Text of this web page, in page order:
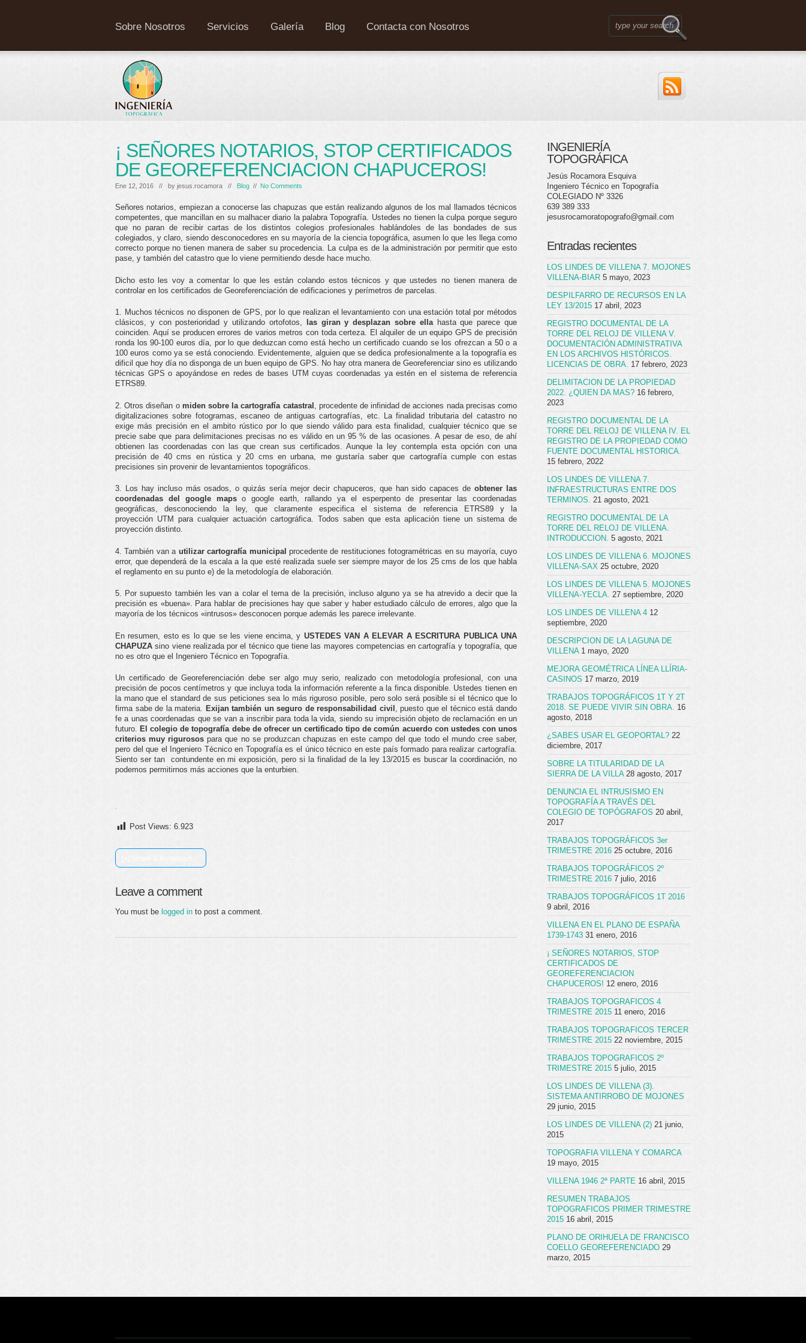
Sobre Nosotros Servicios Galería Blog Contacta con Nosotros
¡ SEÑORES NOTARIOS, STOP CERTIFICADOS
DE GEOREFERENCIACION CHAPUCEROS!
Ene 12, 2016 // by jesus.rocamora // Blog // No Comments
Señores notarios, empiezan a conocerse las chapuzas que están realizando algunos de los mal llamados técnicos
competentes, que mancillan en su malhacer diario la palabra Topografía. Ustedes no tienen la culpa porque seguro
que no paran de recibir cartas de los distintos colegios profesionales hablándoles de las bondades de sus
colegiados, y claro, siendo desconocedores en su mayoría de la ciencia topográfica, asumen lo que les llega como
correcto porque no tienen manera de saber su procedencia. La culpa es de la administración por permitir que esto
pase, y también del catastro que lo viene permitiendo desde hace mucho.
Dicho esto les voy a comentar lo que les están colando estos técnicos y que ustedes no tienen manera de
controlar en los certificados de Georeferenciación de edificaciones y perímetros de parcelas.
1. Muchos técnicos no disponen de GPS, por lo que realizan el levantamiento con una estación total por métodos
clásicos, y con posterioridad y utilizando ortofotos,
las giran y desplazan sobre ellahasta que parece que
coinciden. Aquí se producen errores de varios metros con toda certeza. El alquiler de un equipo GPS de precisión
ronda los 90-100 euros día, por lo que deduzcan como está hecho un certificado cuando se los ofrezcan a 50 o a
100 euros como ya se está conociendo. Evidentemente, alguien que se dedica profesionalmente a la topografía es
dificil que hoy día no disponga de un buen equipo de GPS. No hay otra manera de Georeferenciar sino es utilizando
técnicas GPS o apoyándose en redes de bases UTM cuyas coordenadas ya estén en el sistema de referencia
ETRS89.
2. Otros diseñan o miden sobre la cartografía catastral , procedente de infinidad de acciones nada precisas como
digitalizaciones sobre fotogramas, escaneo de antiguas cartografías, etc. La finalidad tributaria del catastro no
exige más precisión en el ambito rústico por lo que siendo válido para esta finalidad, cualquier técnico que se
precie sabe que para delimitaciones precisas no es válido en un 95 % de las ocasiones. A pesar de eso, de ahí
obtienen las coordenadas con las que crean sus certificados. Aunque la ley contempla esta opción con una
precisión de 40 cms en rústica y 20 cms en urbana, me gustaría saber que cartografía cumple con estas
precisiones sin provenir de levantamientos topográficos.
3. Los hay incluso más osados, o quizás sería mejor decir chapuceros, que han sido capaces deobtener las
coordenadas del google mapso google earth, rallando ya el esperpento de presentar las coordenadas
geográficas, desconociendo la ley, que claramente especifica el sistema de referencia ETRS89 y la
proyección UTM para cualquier actuación cartográfica. Todos saben que esta aplicación tiene un sistema de
proyección distinto.
4. También van a utilizar cartografía municipal procedente de restituciones fotogramétricas en su mayoría, cuyo
error, que dependerá de la escala a la que esté realizada suele ser siempre mayor de los 25 cms de los que habla
el reglamento en su punto e) de la metodología de elaboración.
5. Por supuesto también les van a colar el tema de la precisión, incluso alguno ya se ha atrevido a decir que la
precisión es «buena». Para hablar de precisiones hay que saber y haber estudiado cálculo de errores, algo que la
mayoría de los técnicos «intrusos» desconocen porque además les parece irrelevante.
En resumen, esto es lo que se les viene encima, y USTEDES VAN A ELEVAR A ESCRITURA PUBLICA UNA
CHAPUZA sino viene realizada por el técnico que tiene las mayores competencias en cartografía y topografía, que
no es otro que el Ingeniero Técnico en Topografía.
Un certificado de Georeferenciación debe ser algo muy serio, realizado con metodología profesional, con una
precisión de pocos centímetros y que incluya toda la información referente a la finca disponible. Ustedes tienen en
la mano que el standard de sus peticiones sea lo más riguroso posible, pero solo será posible si el técnico que lo
firma sabe de la materia. Exijan también un seguro de responsabilidad civil , puesto que el técnico está dando
fe a unas coordenadas que se van a inscribir para toda la vida, siendo su imprecisión objeto de reclamación en un
futuro. El colegio de topografía debe de ofrecer un certificado tipo de común acuerdo con ustedes con unos
criterios muy rigurosos para que no se produzcan chapuzas en este campo del que todo el mundo cree saber,
pero del que el Ingeniero Técnico en Topografía es el único técnico en este país formado para realizar cartografía.
Siento ser tan contundente en mi exposición, pero si la finalidad de la ley 13/2015 es buscar la coordinación, no
podemos permitirnos más acciones que la enturbien.
Post Views: 6.923
Leave a comment
You must be logged in to post a comment.
INGENIERÍA
TOPOGRÁFICA
Jesús Rocamora Esquiva
Ingeniero Técnico en Topografía
COLEGIADO Nº 3326
639 389 333
jesusrocamoratopografo@gmail.com
Entradas recientes
LOS LINDES DE VILLENA 7. MOJONES
VILLENA-BIAR 5 mayo, 2023
DESPILFARRO DE RECURSOS EN LA
LEY 13/2015 17 abril, 2023
REGISTRO DOCUMENTAL DE LA
TORRE DEL RELOJ DE VILLENA V.
DOCUMENTACIÓN ADMINISTRATIVA
EN LOS ARCHIVOS HISTÓRICOS.
LICENCIAS DE OBRA. 17 febrero, 2023
DELIMITACION DE LA PROPIEDAD
2022. ¿QUIEN DA MAS? 16 febrero,
2023
REGISTRO DOCUMENTAL DE LA
TORRE DEL RELOJ DE VILLENA IV. EL
REGISTRO DE LA PROPIEDAD COMO
FUENTE DOCUMENTAL HISTORICA.
15 febrero, 2022
LOS LINDES DE VILLENA 7.
INFRAESTRUCTURAS ENTRE DOS
TERMINOS.
21 agosto, 2021
REGISTRO DOCUMENTAL DE LA
TORRE DEL RELOJ DE VILLENA.
INTRODUCCION. 5 agosto, 2021
LOS LINDES DE VILLENA 6. MOJONES
VILLENA-SAX 25 octubre, 2020
LOS LINDES DE VILLENA 5. MOJONES
VILLENA-YECLA. 27 septiembre, 2020
LOS LINDES DE VILLENA 4 12
septiembre, 2020
DESCRIPCION DE LA LAGUNA DE
VILLENA 1 mayo, 2020
MEJORA GEOMÉTRICA LÍNEA LLÍRIA-
CASINOS 17 marzo, 2019
TRABAJOS TOPOGRÁFICOS 1T Y 2T
2018. SE PUEDE VIVIR SIN OBRA. 16
agosto, 2018
¿SABES USAR EL GEOPORTAL? 22
diciembre, 2017
SOBRE LA TITULARIDAD DE LA
SIERRA DE LA VILLA 28 agosto, 2017
DENUNCIA EL INTRUSISMO EN
TOPOGRAFÍA A TRAVÉS DEL
COLEGIO DE TOPÓGRAFOS 20 abril,
2017
TRABAJOS TOPOGRÁFICOS 3er
TRIMESTRE 2016 25 octubre, 2016
TRABAJOS TOPOGRÁFICOS 2º
TRIMESTRE 2016 7 julio, 2016
TRABAJOS TOPOGRÁFICOS 1T 2016
9 abril, 2016
VILLENA EN EL PLANO DE ESPAÑA
1739-1743 31 enero, 2016
¡ SEÑORES NOTARIOS, STOP
CERTIFICADOS DE
GEOREFERENCIACION
CHAPUCEROS! 12 enero, 2016
TRABAJOS TOPOGRAFICOS 4
TRIMESTRE 2015 11 enero, 2016
TRABAJOS TOPOGRAFICOS TERCER
TRIMESTRE 2015 22 noviembre, 2015
TRABAJOS TOPOGRAFICOS 2º
TRIMESTRE 2015 5 julio, 2015
LOS LINDES DE VILLENA (3).
SISTEMA ANTIRROBO DE MOJONES
29 junio, 2015
LOS LINDES DE VILLENA (2) 21 junio,
2015
TOPOGRAFIA VILLENA Y COMARCA
19 mayo, 2015
VILLENA 1946 2ª PARTE 16 abril, 2015
RESUMEN TRABAJOS
TOPOGRAFICOS PRIMER TRIMESTRE
2015 16 abril, 2015
PLANO DE ORIHUELA DE FRANCISCO
COELLO GEOREFERENCIADO 29
marzo, 2015